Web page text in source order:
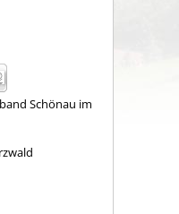
Schönau im